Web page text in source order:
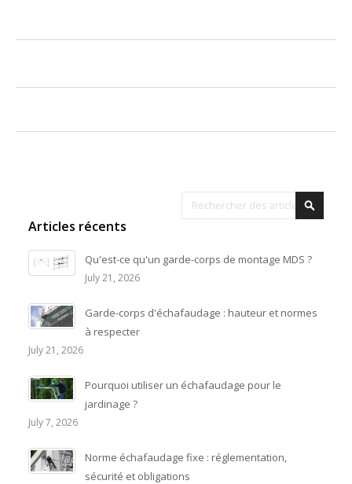
Rechercher
Articles récents
Qu'est-ce qu'un garde-corps de montage MDS ?
July 21, 2026
Garde-corps d'échafaudage : hauteur et normes
à respecter
July 21, 2026
Pourquoi utiliser un échafaudage pour le
jardinage ?
July 7, 2026
Norme échafaudage fixe : réglementation,
sécurité et obligations